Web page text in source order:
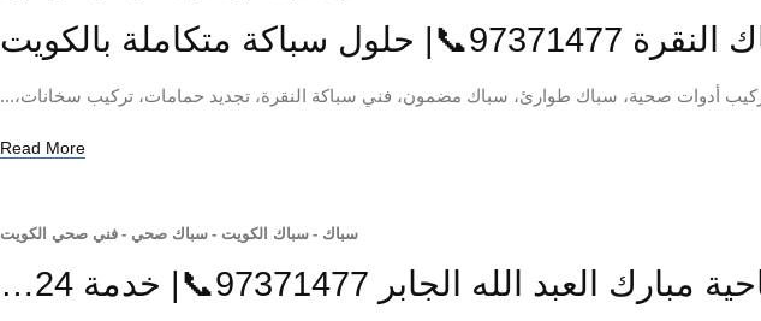
حلول سباكة متكاملة بالكويت
أدوات صحية، سباك طوارئ، سباك مضمون، فني سباكة النقرة، تجديد حمامات، تركيب سخانات،...
Read More
سباك - سباك الكويت - سباك صحي - فني صحي الكويت
العبد الله الجابر 97371477📞| خدمة 24…